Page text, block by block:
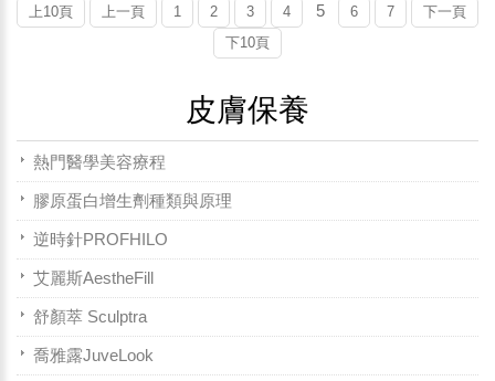
上10頁 上一頁 1 2 3 4 5 6 7
下一頁
下10頁
皮膚保養
熱門醫學美容療程
膠原蛋白增生劑種類與原理
逆時針PROFHILO
艾麗斯AestheFill
舒顏萃 Sculptra
喬雅露JuveLook